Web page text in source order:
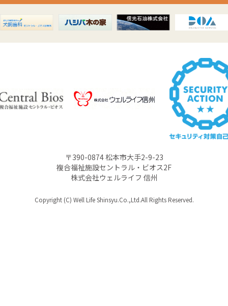
〒390-0874 松本市大手2-9-23
複合福祉施設セントラル・ビオス2F
株式会社ウェルライフ 信州
Copyright (C) Well Life Shinsyu.Co.,Ltd.All Rights Reserved.